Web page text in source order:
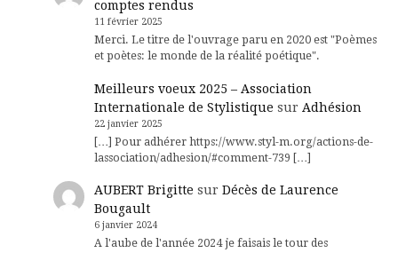
comptes rendus
11 février 2025
Merci. Le titre de l'ouvrage paru en 2020 est "Poèmes
et poètes: le monde de la réalité poétique".
Meilleurs voeux 2025 – Association
Internationale de Stylistique sur Adhésion
22 janvier 2025
[…] Pour adhérer https://www.styl-m.org/actions-de-
lassociation/adhesion/#comment-739 […]
AUBERT Brigitte sur Décès de Laurence
Bougault
6 janvier 2024
A l'aube de l'année 2024 je faisais le tour des